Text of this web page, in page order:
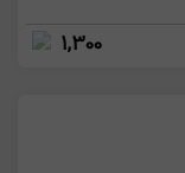
1,300